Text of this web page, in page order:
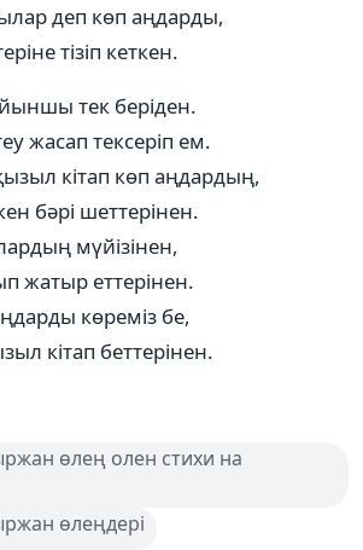
деп көп аңдарды,
тізіп кеткен.
тек беріден.
жасап тексеріп ем.
кітап көп аңдардың,
бəрі шеттерінен.
мүйізінен,
жатыр еттерінен.
көреміз бе,
кітап беттерінен.
өлең олен стихи на
өлеңдері